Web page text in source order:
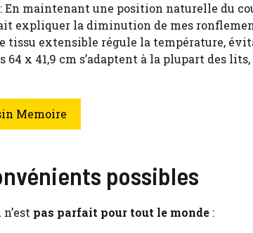
: En maintenant une position naturelle du
expliquer la diminution de mes
tissu extensible régule la température,
64 x 41,9 cm s’adaptent à la plupart des
Memoire
possibles
pas parfait pour tout le monde :